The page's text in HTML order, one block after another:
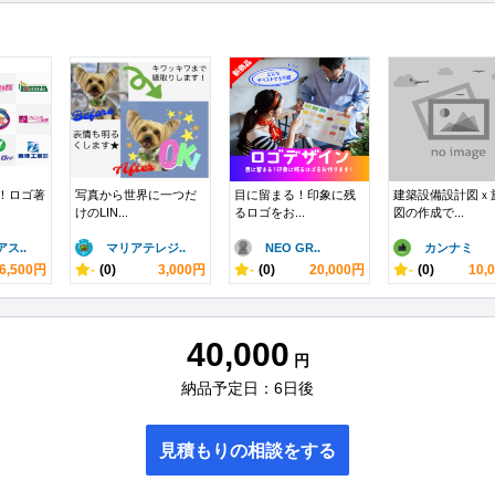
ロゴ著
ス..
6,500円
写真から世界に一つだ
けのLIN...
マリアテレジ..
- (0) 3,000円
目に留まる！印象に残
るロゴをお...
NEO GR..
- (0) 20,000円
建築設備設計図ｘ
図の作成で...
カンナミ
- (0)
40,000 円
納品予定日：6日後
見積もりの相談をする